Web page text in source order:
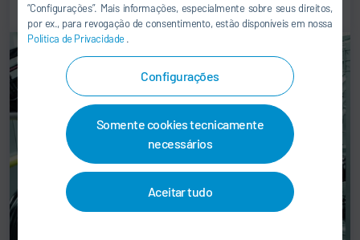
“Configurações”. Mais informações, especialmente sobre seus direitos,
por ex., para revogação de consentimento, estão disponíveis em nossa
Política de Privacidade .
Configurações
Somente cookies tecnicamente
necessários
Aceitar tudo